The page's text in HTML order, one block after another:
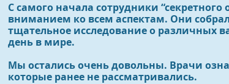
С самого начала сотрудники
вниманием ко всем аспектам. Они
тщательное исследование о различных
день в мире.
Мы остались очень довольны. Врачи
которые ранее не рассматривались.